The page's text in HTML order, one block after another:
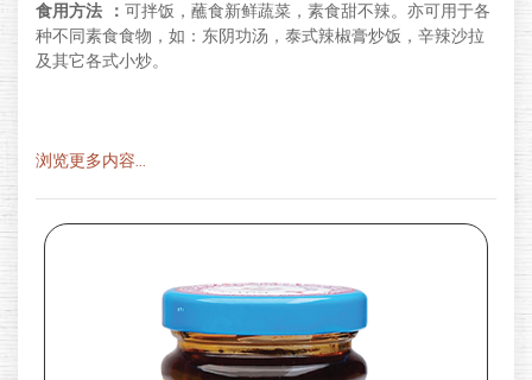
食用方法 ： 可拌饭，蘸食新鲜蔬菜，素食甜不辣。亦可用于各
种不同素食食物，如：东阴功汤，泰式辣椒膏炒饭，辛辣沙拉
及其它各式小炒。
浏览更多内容...